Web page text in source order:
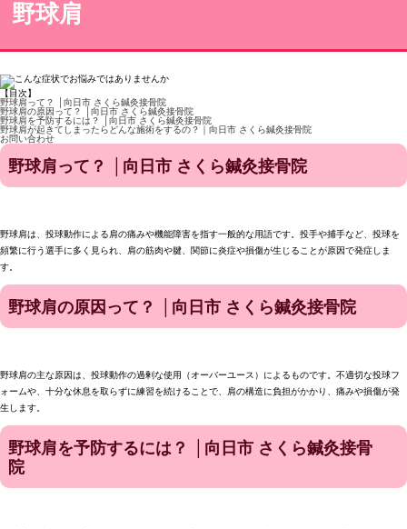
野球肩
【目次】
野球肩って？ │向日市 さくら鍼灸接骨院
野球肩の原因って？ │向日市 さくら鍼灸接骨院
野球肩を予防するには？ │向日市 さくら鍼灸接骨院
野球肩が起きてしまったらどんな施術をするの？｜向日市 さくら鍼灸接骨院
お問い合わせ
野球肩って？ │向日市 さくら鍼灸接骨院
野球肩は、投球動作による肩の痛みや機能障害を指す一般的な用語です。投手や捕手など、投球を
頻繁に行う選手に多く見られ、肩の筋肉や腱、関節に炎症や損傷が生じることが原因で発症しま
す。
野球肩の原因って？ │向日市 さくら鍼灸接骨院
野球肩の主な原因は、投球動作の過剰な使用（オーバーユース）によるものです。不適切な投球フ
ォームや、十分な休息を取らずに練習を続けることで、肩の構造に負担がかかり、痛みや損傷が発
生します。
野球肩を予防するには？ │向日市 さくら鍼灸接骨
院